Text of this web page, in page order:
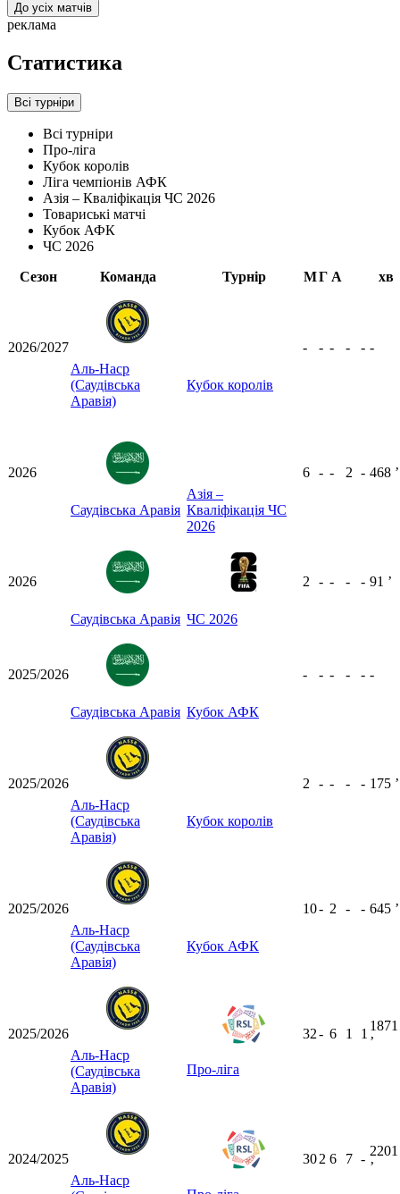
До усіх матчів
реклама
Статистика
Всі турніри
Всі турніри
Про-ліга
Кубок королів
Ліга чемпіонів АФК
Азія – Кваліфікація ЧС 2026
Товариські матчі
Кубок АФК
ЧС 2026
Сезон
Команда Турнір МГ А хв
2026/2027
Аль-Наср
(Саудівська
Аравія)
Кубок королів
- - - - - -
2026
Саудівська Аравія
Азія –
Кваліфікація ЧС
2026
6 - - 2 - 468 ʼ
2026
Саудівська Аравія ЧС 2026
2 - - - - 91 ʼ
2025/2026
Саудівська Аравія Кубок АФК
- - - - - -
2025/2026
Аль-Наср
(Саудівська
Аравія)
Кубок королів
2 - - - - 175 ʼ
2025/2026
Аль-Наср
(Саудівська
Аравія)
Кубок АФК
10- 2 - - 645 ʼ
2025/2026
Аль-Наср
(Саудівська
Аравія)
Про-ліга
32- 6 1 1
1871
ʼ
2024/2025
Аль-Наср
302 6 7 -
2201
ʼ